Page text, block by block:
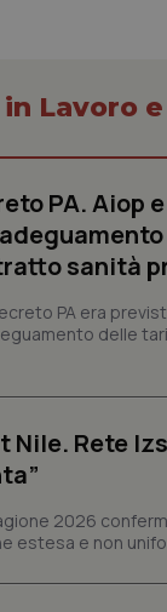
Lavoro
PA. Aiop
sanità
PA era
delle
Nile. Rete
2026
estesa e non
tracking-enable
_ga
_ga_KM60CM4NPH